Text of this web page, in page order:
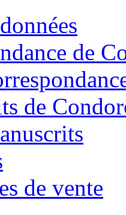
de
de
de vente